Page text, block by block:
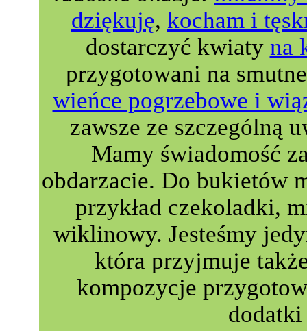
dziękuję, kocham i
dostarczyć kwiaty na
przygotowani na
wieńce pogrzebowe i
zawsze ze szczególną
Mamy świadomość
obdarzacie. Do bukietów
przykład czekoladki,
wiklinowy. Jesteśmy
która przyjmuje
kompozycje